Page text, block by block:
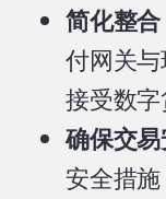
简化整合
付网关
接受数字
确保交易
安全措施